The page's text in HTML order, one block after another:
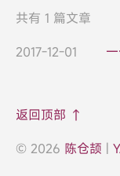
共有 1 篇文章
2017-12-01
返回顶部 ↑
© 2026 陈仓颉 |